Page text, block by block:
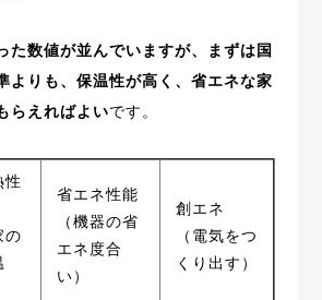
た数値が並んでいますが、まずは国
よりも、保温性が高く、省エネな家
らえればよいです。
性
の
省エネ性能
（機器の省
エネ度合
い）
創エネ
（電気をつ
くり出す）